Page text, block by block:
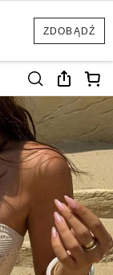
ZDOBĄDŹ